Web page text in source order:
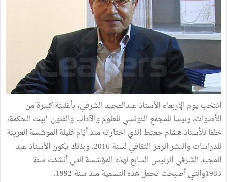
انتخب يوم الإربعاء الأستاذ عبدالمجيد الشرفي، بأغلبيّة كبيرة من
الأصوات، رئيسا للمجمع التونسي للعلوم والآداب والفنون "بيت الحكمة،
خلفا للأستاذ هشام جعيّط الذي اختارته منذ أيّام قليلة المؤسّسة العربيّة
للدراسات والنشر الرمز الثقافي لسنة 2016. وبذلك يكون الأستاذ عبد
المجيد الشرفي الرئيس السابع لهذه المؤسّسة التي أنشئت سنة
1983والتي أصبحت تحمل هذه التسمية منذ سنة 1992.